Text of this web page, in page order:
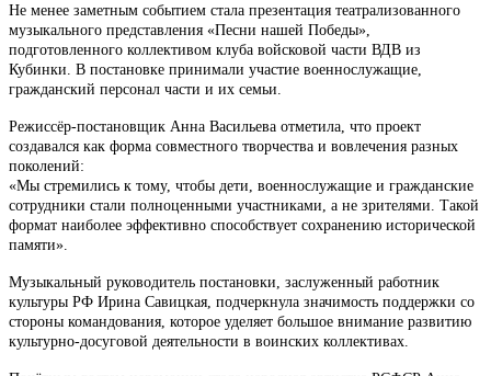
Не менее заметным событием стала презентация театрализованного
музыкального представления «Песни нашей Победы»,
подготовленного коллективом клуба войсковой части ВДВ из
Кубинки. В постановке принимали участие военнослужащие,
гражданский персонал части и их семьи.
Режиссёр-постановщик Анна Васильева отметила, что проект
создавался как форма совместного творчества и вовлечения разных
поколений:
«Мы стремились к тому, чтобы дети, военнослужащие и гражданские
сотрудники стали полноценными участниками, а не зрителями. Такой
формат наиболее эффективно способствует сохранению исторической
памяти».
Музыкальный руководитель постановки, заслуженный работник
культуры РФ Ирина Савицкая, подчеркнула значимость поддержки со
стороны командования, которое уделяет большое внимание развитию
культурно-досуговой деятельности в воинских коллективах.